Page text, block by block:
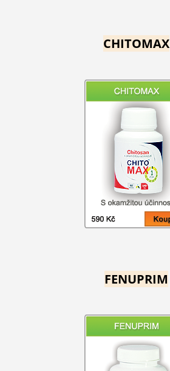
CHITOMAX
FENUPRIM